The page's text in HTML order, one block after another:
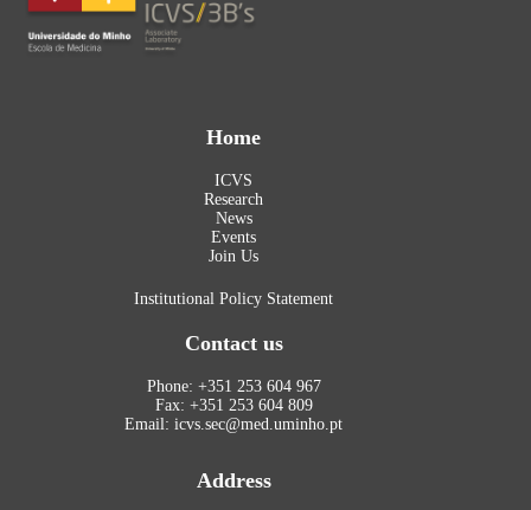
Home
ICVS
Research
News
Events
Join Us
Institutional Policy Statement
Contact us
Phone: +351 253 604 967
Fax: +351 253 604 809
Email: icvs.sec@med.uminho.pt
Address